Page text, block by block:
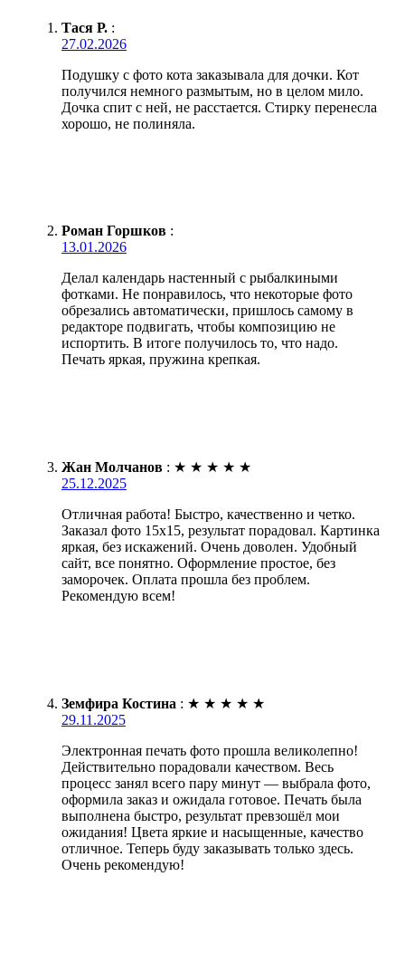
Тася Р. :
27.02.2026
Подушку с фото кота заказывала для дочки. Кот
получился немного размытым, но в целом мило.
Дочка спит с ней, не расстается. Стирку перенесла
хорошо, не полиняла.
Роман Горшков :
13.01.2026
Делал календарь настенный с рыбалкиными
фотками. Не понравилось, что некоторые фото
обрезались автоматически, пришлось самому в
редакторе подвигать, чтобы композицию не
испортить. В итоге получилось то, что надо.
Печать яркая, пружина крепкая.
Жан Молчанов : ★ ★ ★ ★ ★
25.12.2025
Отличная работа! Быстро, качественно и четко.
Заказал фото 15х15, результат порадовал. Картинка
яркая, без искажений. Очень доволен. Удобный
сайт, все понятно. Оформление простое, без
заморочек. Оплата прошла без проблем.
Рекомендую всем!
Земфира Костина : ★ ★ ★ ★ ★
29.11.2025
Электронная печать фото прошла великолепно!
Действительно порадовали качеством. Весь
процесс занял всего пару минут — выбрала фото,
оформила заказ и ожидала готовое. Печать была
выполнена быстро, результат превзошёл мои
ожидания! Цвета яркие и насыщенные, качество
отличное. Теперь буду заказывать только здесь.
Очень рекомендую!